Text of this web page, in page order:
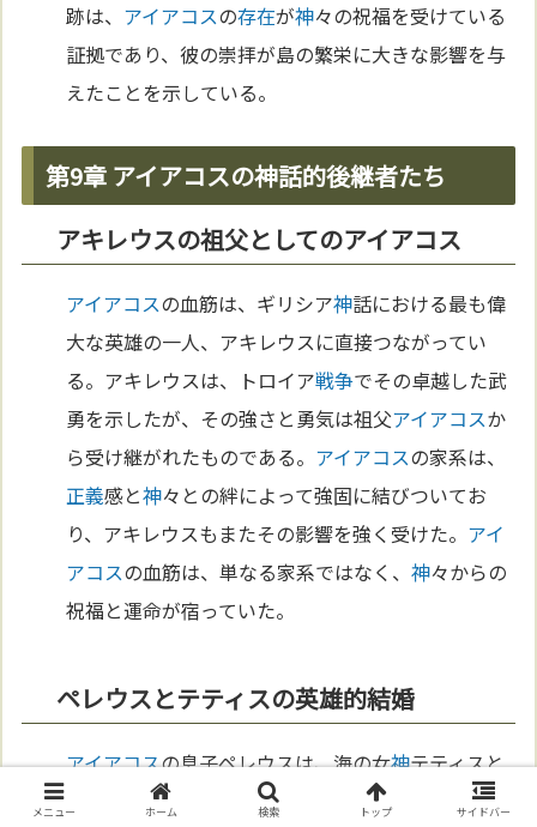
跡は、 アイアコスの存在が神々の祝福を受けている
証拠であり、彼の崇拝が島の繁栄に大きな影響を与
えたことを示している。
第9章 アイアコスの神話的後継者たち
アキレウスの祖父としてのアイアコス
アイアコスの血筋は、ギリシア神話における最も偉
大な英雄の一人、アキレウスに直接つながってい
る。アキレウスは、トロイア戦争でその卓越した武
勇を示したが、その強さと勇気は祖父アイアコスか
ら受け継がれたものである。 アイアコスの家系は、
正義感と神々との絆によって強固に結びついてお
り、アキレウスもまたその影響を強く受けた。 アイ
アコスの血筋は、単なる家系ではなく、神々からの
祝福と運命が宿っていた。
ペレウスとテティスの英雄的結婚
アイアコスの息子ペレウスは、海の女神テティスと
によってその家系をさらに強化した。この結
メニュー ホーム 検索 トップ サイドバー